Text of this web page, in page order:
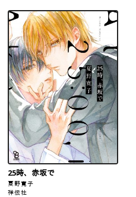
25時、赤坂で
夏野寛子
祥伝社